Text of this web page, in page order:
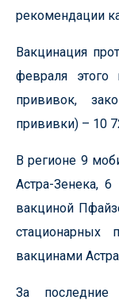
рекомендации
Вакцинация
февраля этого
прививок,
прививки) – 10
В регионе 9
Астра-Зенека,
вакциной
стационарных
вакцинами
За